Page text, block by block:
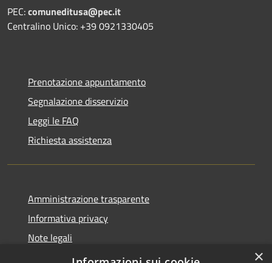
PEC:comuneditusa@pec.it
Centralino Unico: +39 0921330405
Prenotazione appuntamento
Segnalazione disservizio
Leggi le FAQ
Richiesta assistenza
Amministrazione trasparente
Informativa privacy
Note legali
Dichiarazione di accessibilità
×